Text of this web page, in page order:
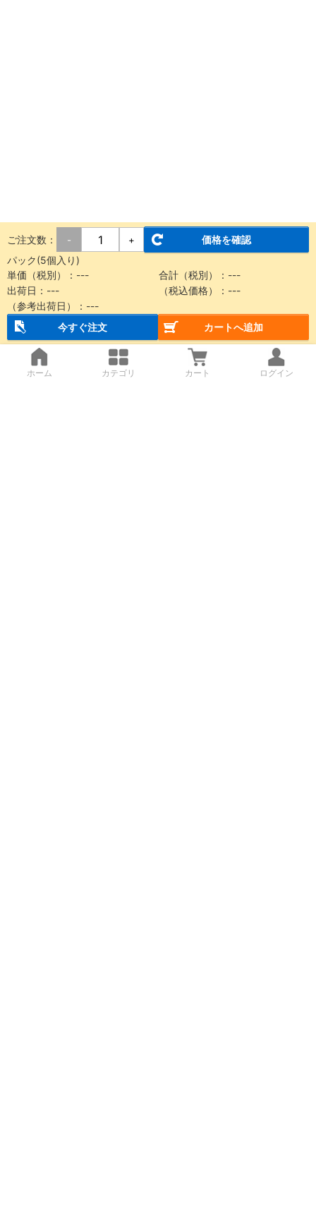
ご注文数： - +
価格を確認
パック(5個入り)
単価（税別）：---
合計（税別）：---
出荷日：---
（税込価格）：---
（参考出荷日）：---
今すぐ注文
カートへ追加
ホーム カテゴリ カート ログイン